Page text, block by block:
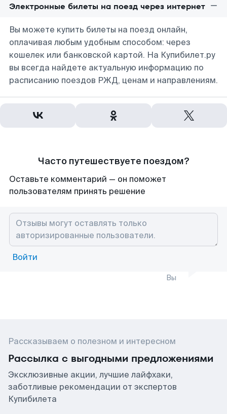
Электронные билеты на поезд через интернет
Вы можете купить билеты на поезд онлайн,
оплачивая любым удобным способом: через
кошелек или банковской картой. На Купибилет.ру
вы всегда найдете актуальную информацию по
расписанию поездов РЖД, ценам и направлениям.
Часто путешествуете поездом?
Оставьте комментарий — он поможет
пользователям принять решение
Войти
Вы
Рассказываем о полезном и интересном
Рассылка с выгодными предложениями
Эксклюзивные акции, лучшие лайфхаки,
заботливые рекомендации от экспертов
Купибилета